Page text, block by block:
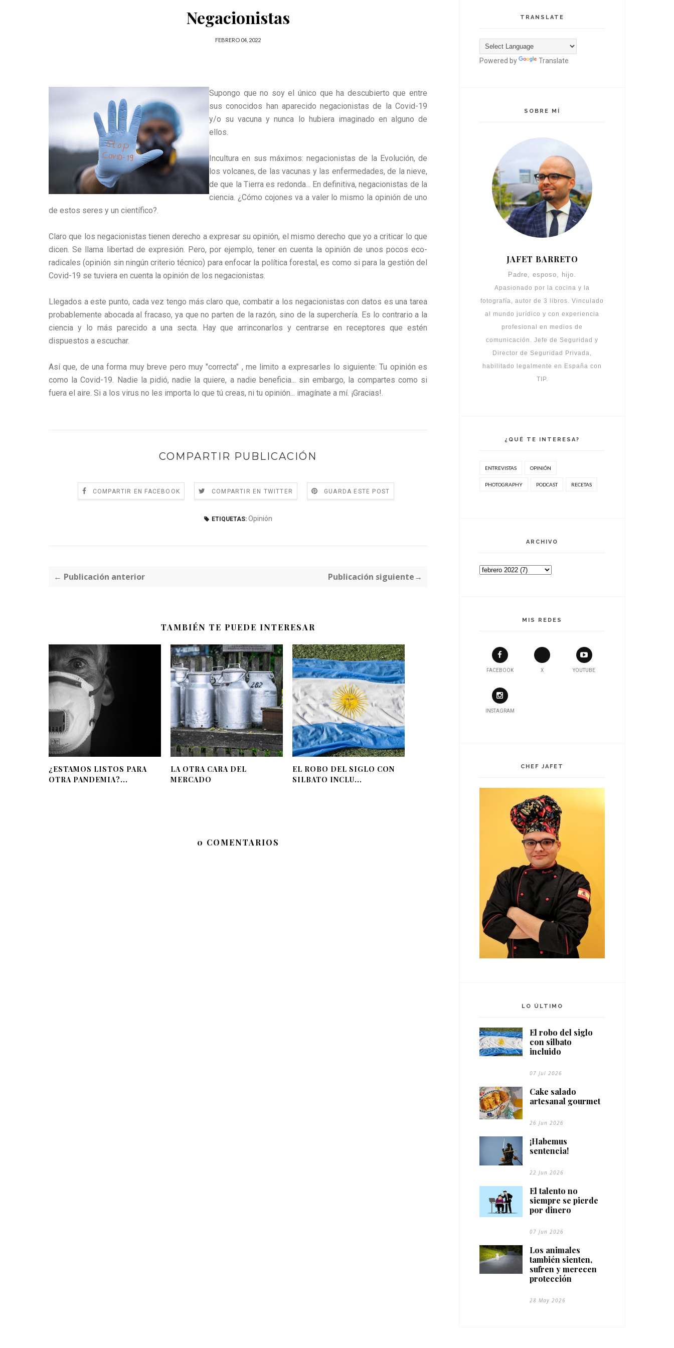
Negacionistas
FEBRERO 04, 2022
Supongo que no soy el único que ha descubierto que entre
sus conocidos han aparecido negacionistas de la Covid-19
y/o su vacuna y nunca lo hubiera imaginado en alguno de
ellos.
Incultura en sus máximos: negacionistas de la Evolución, de
los volcanes, de las vacunas y las enfermedades, de la nieve,
de que la Tierra es redonda... En definitiva, negacionistas de la
ciencia. ¿Cómo cojones va a valer lo mismo la opinión de uno
de estos seres y un científico?.
Claro que los negacionistas tienen derecho a expresar su opinión, el mismo derecho que yo a criticar lo que
dicen. Se llama libertad de expresión. Pero, por ejemplo, tener en cuenta la opinión de unos pocos eco-
radicales (opinión sin ningún criterio técnico) para enfocar la política forestal, es como si para la gestión del
Covid-19 se tuviera en cuenta la opinión de los negacionistas.
Llegados a este punto, cada vez tengo más claro que, combatir a los negacionistas con datos es una tarea
probablemente abocada al fracaso, ya que no parten de la razón, sino de la superchería. Es lo contrario a la
ciencia y lo más parecido a una secta. Hay que arrinconarlos y centrarse en receptores que estén
dispuestos a escuchar.
Así que, de una forma muy breve pero muy "correcta" , me limito a expresarles lo siguiente: Tu opinión es
como la Covid-19. Nadie la pidió, nadie la quiere, a nadie beneficia... sin embargo, la compartes como si
fuera el aire. Si a los virus no les importa lo que tú creas, ni tu opinión... imagínate a mí. ¡Gracias!.
COMPARTIR PUBLICACIÓN
COMPARTIR EN FACEBOOK COMPARTIR EN TWITTER GUARDA ESTE POST
ETIQUETAS: Opinión
← Publicación anterior Publicación siguiente→
TAMBIÉN TE PUEDE INTERESAR
¿ESTAMOS LISTOS PARA
OTRA PANDEMIA?...
LA OTRA CARA DEL
MERCADO
EL ROBO DEL SIGLO CON
SILBATO INCLU...
0 COMENTARIOS
TRANSLATE
Powered by Translate
SOBRE MÍ
JAFET BARRETO
Padre, esposo, hijo.
Apasionado por la cocina y la
fotografía, autor de 3 libros. Vinculado
al mundo jurídico y con experiencia
profesional en medios de
comunicación. Jefe de Seguridad y
Director de Seguridad Privada,
habilitado legalmente en España con
TIP.
¿QUÉ TE INTERESA?
ENTREVISTAS OPINIÓN
PHOTOGRAPHY PODCAST RECETAS
ARCHIVO
MIS REDES
FACEBOOK X YOUTUBE
INSTAGRAM
CHEF JAFET
LO ÚLTIMO
El robo del siglo
con silbato
incluido
07 Jul 2026
Cake salado
artesanal gourmet
26 Jun 2026
¡Habemus
sentencia!
22 Jun 2026
El talento no
siempre se pierde
por dinero
07 Jun 2026
Los animales
también sienten,
sufren y merecen
protección
28 May 2026